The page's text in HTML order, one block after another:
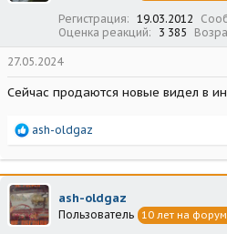
Регистрация 19.03.2012
Оценка реакций
3 385
27.05.2024
Сейчас продаются новые видел в
Р
а
к
ц
и
и
ash-oldgaz
ash-oldgaz
Пользователь 10 лет на